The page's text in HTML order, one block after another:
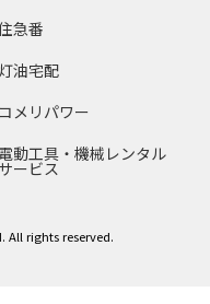
急番
油宅配
コメリパワー
電動工具・機械レンタル
サービス
All rights reserved.